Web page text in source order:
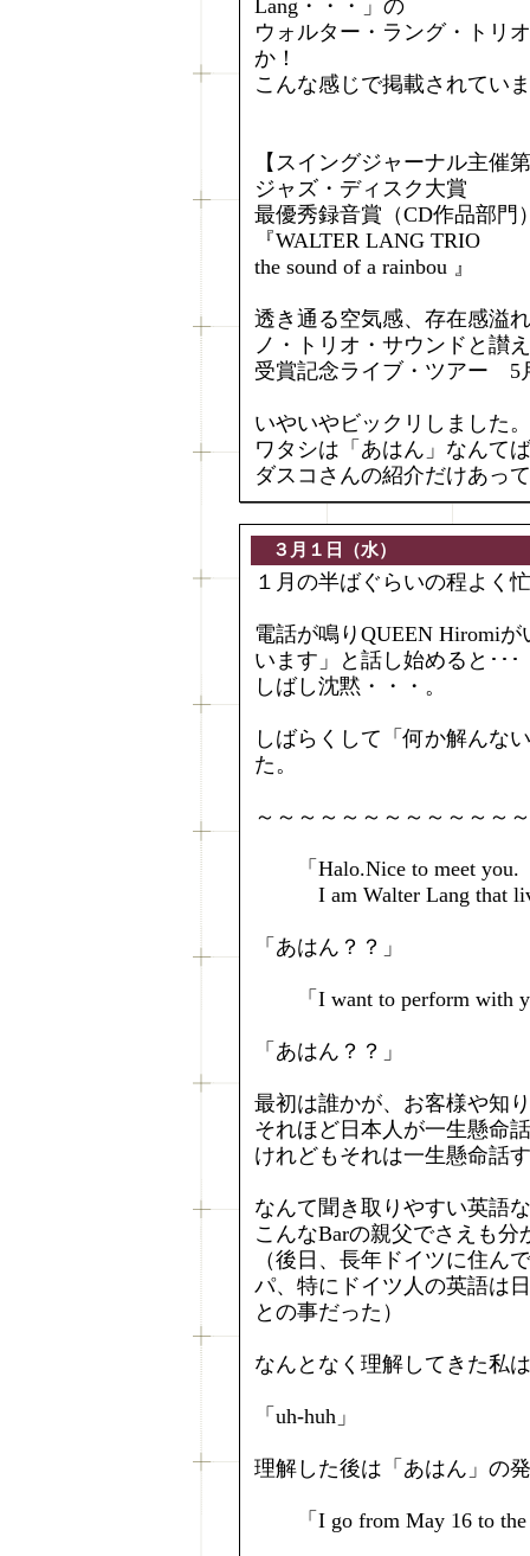
Lang・・・」の
ウォルター・ラング・トリ
か！
こんな感じで掲載されてい
【スイングジャーナル主催
ジャズ・ディスク大賞
最優秀録音賞（CD作品部門
『WALTER LANG TRIO
the sound of a rainbou 』
透き通る空気感、存在感溢
ノ・トリオ・サウンドと讃
受賞記念ライブ・ツアー
いやいやビックリしました
ワタシは「あはん」なんて
ダスコさんの紹介だけあっ
３月１日（水）
１月の半ばぐらいの程よく
電話が鳴りQUEEN Hiromi
います」と話し始めると･･･
しばし沈黙・・・。
しばらくして「何か解んな
た。
～～～～～～～～～～～～
「Halo.Nice to meet you.
I am Walter Lang that
「あはん？？」
「I want to perform with
「あはん？？」
最初は誰かが、お客様や知
それほど日本人が一生懸命
けれどもそれは一生懸命話
なんて聞き取りやすい英語
こんなBarの親父でさえも分
（後日、長年ドイツに住ん
パ、特にドイツ人の英語は
との事だった）
なんとなく理解してきた私
「uh‐huh」
理解した後は「あはん」の
「I go from May 16 to the